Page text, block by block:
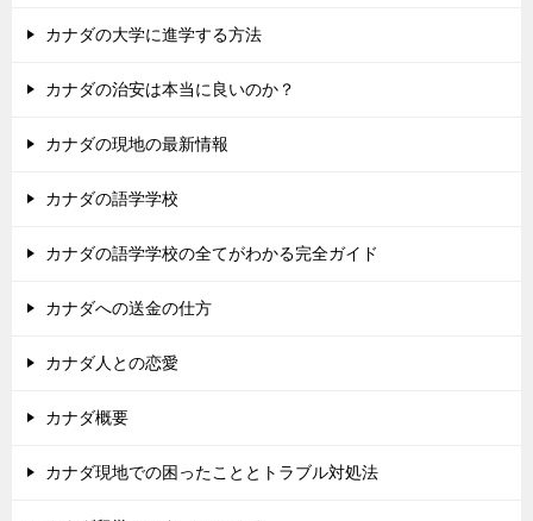
カナダの大学に進学する方法
カナダの治安は本当に良いのか？
カナダの現地の最新情報
カナダの語学学校
カナダの語学学校の全てがわかる完全ガイド
カナダへの送金の仕方
カナダ人との恋愛
カナダ概要
カナダ現地での困ったこととトラブル対処法